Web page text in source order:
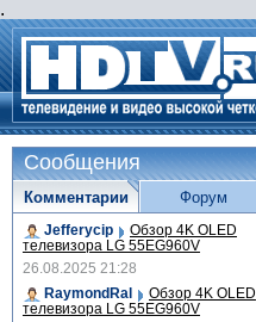
.
Сообщения
Комментарии
Jefferycip Обзор 4K OLED
телевизора LG 55EG960V
26.08.2025 21:28
RaymondRal
Обзор 4K OLED
телевизора LG 55EG960V
Форум